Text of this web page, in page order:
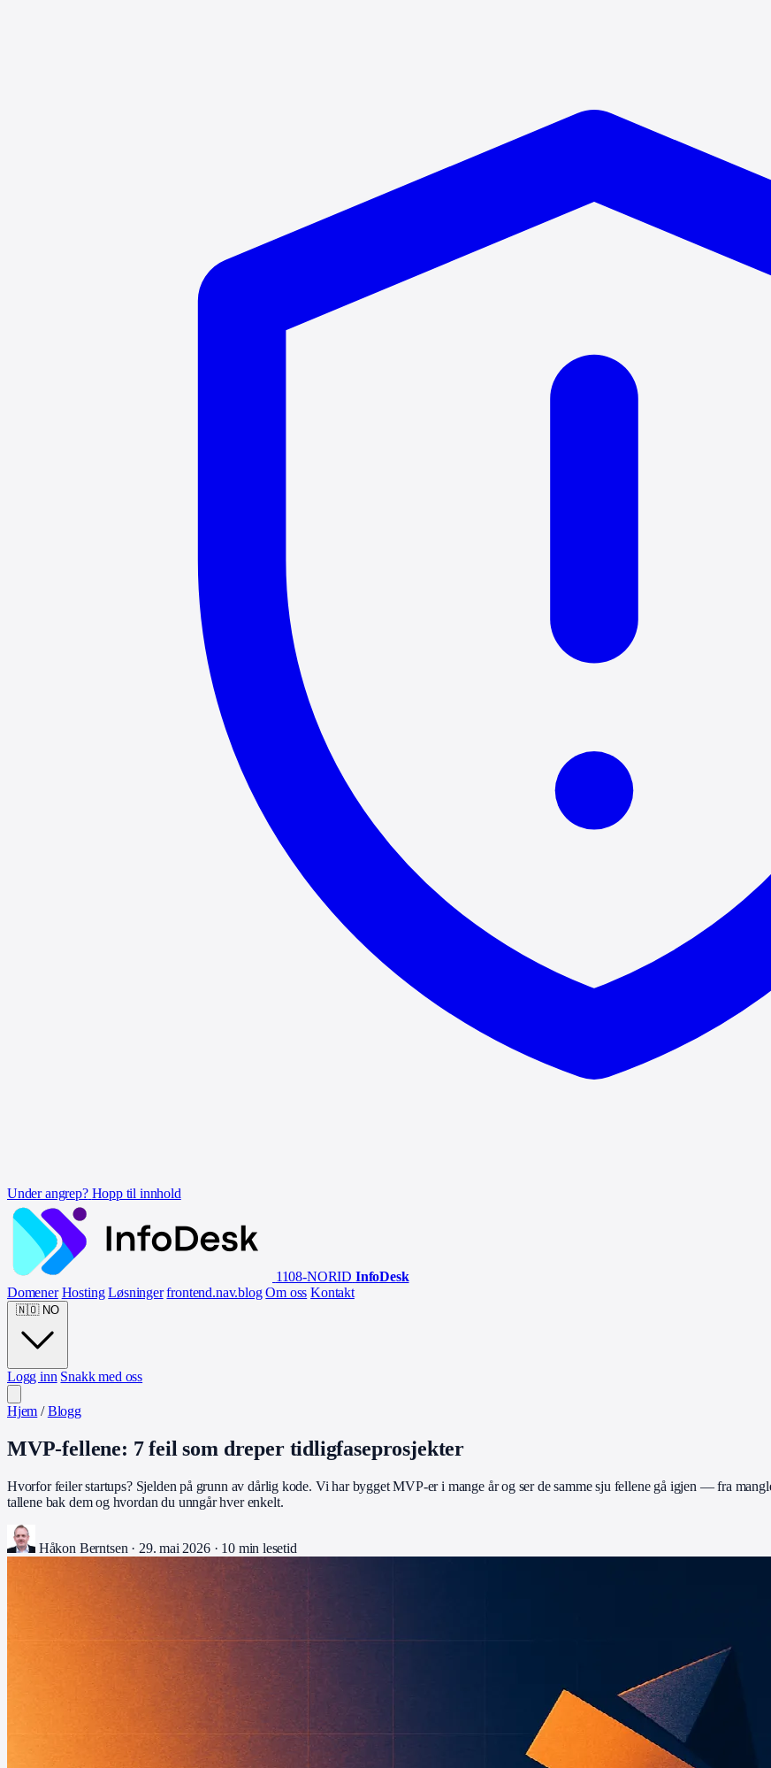
Under angrep? Hopp til innhold
1108-NORID InfoDesk
Domener Hosting Løsninger frontend.nav.blog Om oss Kontakt
🇳🇴 NO
Logg inn Snakk med oss
Hjem / Blogg
MVP-fellene: 7 feil som dreper tidligfaseprosjekter
Hvorfor feiler startups? Sjelden på grunn av dårlig kode. Vi har bygget MVP-er i mange år og ser de samme sju fellene gå igjen — fra
tallene bak dem og hvordan du unngår hver enkelt.
Håkon Berntsen · 29. mai 2026 · 10 min lesetid